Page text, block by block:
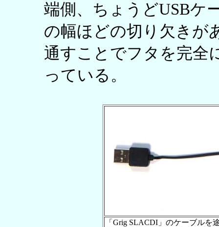
端側、ちょうどUSBケ
の幅ほどの切り欠きが
通すことでフタを完全
っている。
「Grig SLACDI」のケーブル